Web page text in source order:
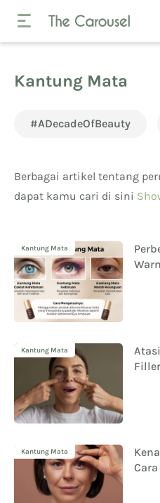
Kantung Mata
#ADecadeOfBeauty
Berbagai artikel tentang
dapat kamu cari di sini
Kantung Mata
Kantung Mata
Kantung Mata